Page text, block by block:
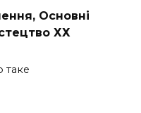
Основні
ХХ
таке